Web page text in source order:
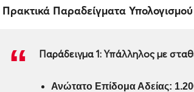
Παραδείγματα Υπολογισμού
Παράδειγμα 1: Υπάλληλος με
Ανώτατο Επίδομα Αδείας: